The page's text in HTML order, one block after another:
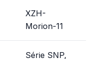
XZH-
Morion-11
Série SNP,